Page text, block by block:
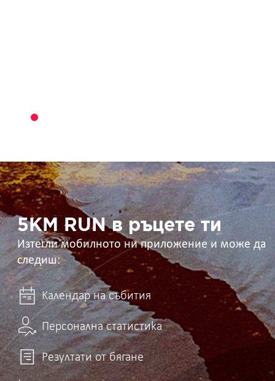
5KM
RUN
в
ръцете
ти 5KM RUN в ръцете ти
Изтегли мобилното ни приложение и може да
следиш:
Календар на събития
Персонална статистика
Резултати от бягане